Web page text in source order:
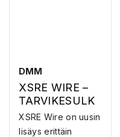
DMM
XSRE WIRE –
TARVIKESULK
URENGAS
XSRE Wire on uusin
lisäys erittäin